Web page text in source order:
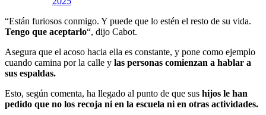
“Están furiosos conmigo. Y puede que lo estén el resto de su vida.
Tengo que aceptarlo“, dijo Cabot.
Asegura que el acoso hacia ella es constante, y pone como ejemplo
cuando camina por la calle y las personas comienzan a hablar a
sus espaldas.
Esto, según comenta, ha llegado al punto de que sus hijos le han
pedido que no los recoja ni en la escuela ni en otras actividades.